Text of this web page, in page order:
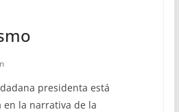
presidenta está
en la narrativa de la